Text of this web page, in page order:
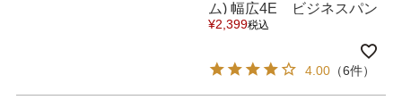
ム) 幅広4E ビジネスパン
プス 送料無料
¥2,399税込
4.00 （6件）